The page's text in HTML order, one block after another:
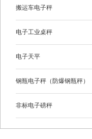
搬运车电子秤
电子工业桌秤
电子天平
钢瓶电子秤（防爆钢瓶秤）
非标电子磅秤